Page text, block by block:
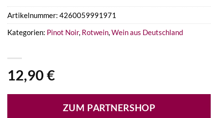
12,90 €
ZUM PARTNERSHOP
Artikelnummer: 4260059991971
Kategorien: Pinot Noir, Rotwein,Wein aus Deutschland